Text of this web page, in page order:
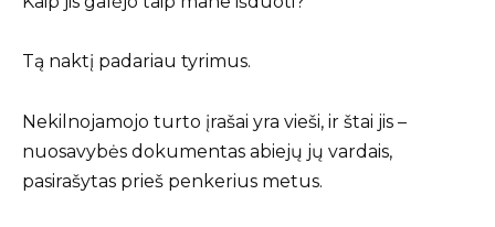
Tą naktį padariau tyrimus.
Nekilnojamojo turto įrašai yra vieši, ir štai jis –
nuosavybės dokumentas abiejų jų vardais,
pasirašytas prieš penkerius metus.